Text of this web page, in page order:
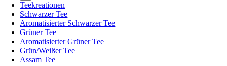
Teekreationen
Schwarzer Tee
Aromatisierter Schwarzer Tee
Grüner Tee
Aromatisierter Grüner Tee
Grün/Weißer Tee
Assam Tee